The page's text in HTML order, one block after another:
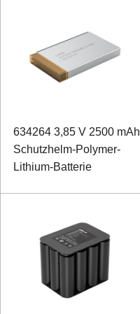
634264 3,85 V 2500 mAh
Schutzhelm-Polymer-
Lithium-Batterie